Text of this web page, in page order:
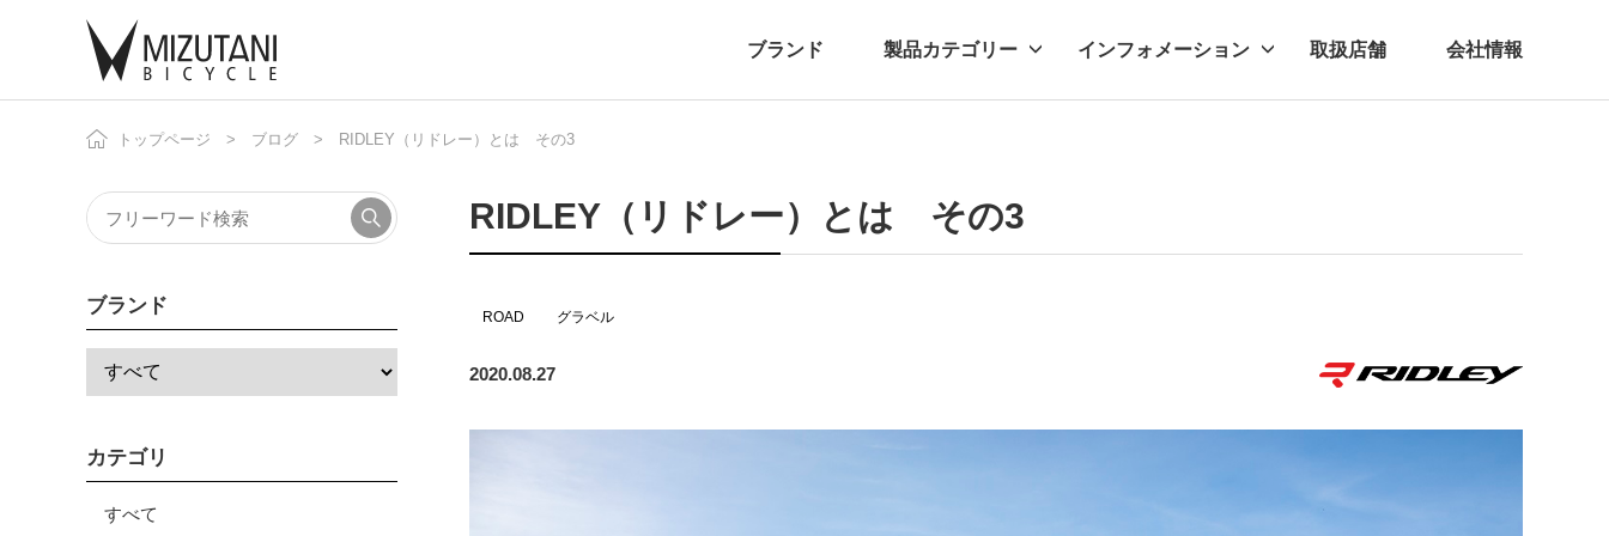
ブランド 製品カテゴリー
自転車
インフォメーション
ニュース
取扱店舗 会社情報
トップページ ブログ RIDLEY（リドレー）とは その3
RIDLEY（リドレー）とは その3
ROAD グラベル
2020.08.27
ブランド
カテゴリ
すべて